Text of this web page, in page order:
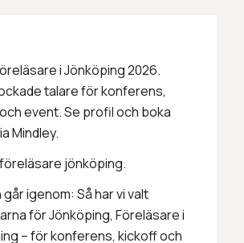
i Jönköping 2026.
talare för konferens,
event. Se profil och boka
Mindley.
jönköping.
igenom: Så har vi valt
för Jönköping, Föreläsare i
– för konferens, kickoff och